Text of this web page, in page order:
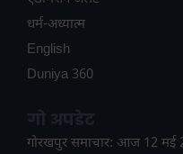
धर्म-अध्यात्म
English
Duniya 360
गोरखपुर समाचार: आज 12 मई